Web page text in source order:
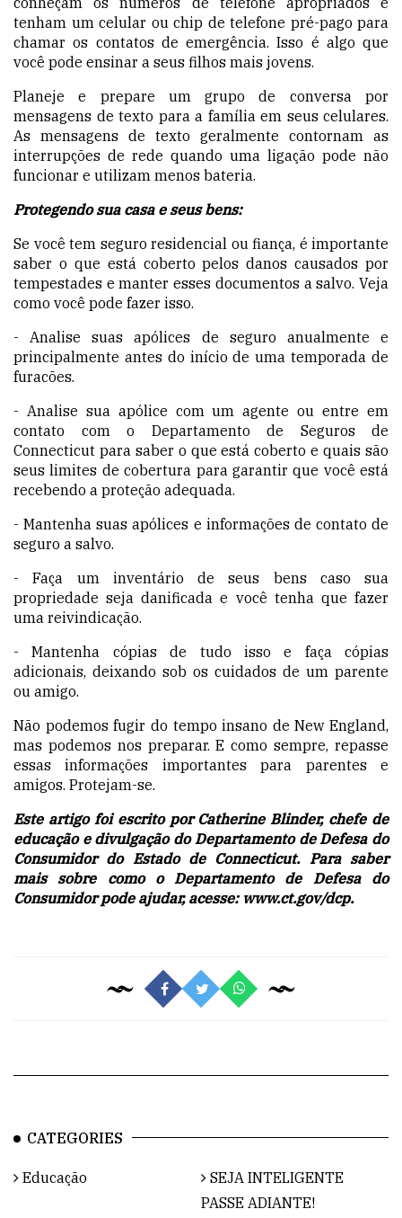
tenham um celular ou chip de telefone pré-pago para
chamar os contatos de emergência. Isso é algo que
você pode ensinar a seus filhos mais jovens.
Planeje e prepare um grupo de conversa por
mensagens de texto para a família em seus celulares.
As mensagens de texto geralmente contornam as
interrupções de rede quando uma ligação pode não
funcionar e utilizam menos bateria.
Protegendo sua casa e seus bens:
Se você tem seguro residencial ou fiança, é importante
saber o que está coberto pelos danos causados por
tempestades e manter esses documentos a salvo. Veja
como você pode fazer isso.
- Analise suas apólices de seguro anualmente e
principalmente antes do início de uma temporada de
furacões.
- Analise sua apólice com um agente ou entre em
contato com o Departamento de Seguros de
Connecticut para saber o que está coberto e quais são
seus limites de cobertura para garantir que você está
recebendo a proteção adequada.
- Mantenha suas apólices e informações de contato de
seguro a salvo.
- Faça um inventário de seus bens caso sua
propriedade seja danificada e você tenha que fazer
uma reivindicação.
- Mantenha cópias de tudo isso e faça cópias
adicionais, deixando sob os cuidados de um parente
ou amigo.
Não podemos fugir do tempo insano de New England,
mas podemos nos preparar. E como sempre, repasse
essas informações importantes para parentes e
amigos. Protejam-se.
Este artigo foi escrito por Catherine Blinder, chefe de
educação e divulgação do Departamento de Defesa do
Consumidor do Estado de Connecticut. Para saber
mais sobre como o Departamento de Defesa do
Consumidor pode ajudar, acesse: www.ct.gov/dcp.
CATEGORIES
Educação
SEJA INTELIGENTE
PASSE ADIANTE!